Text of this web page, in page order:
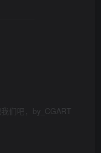
们吧，by_CGART